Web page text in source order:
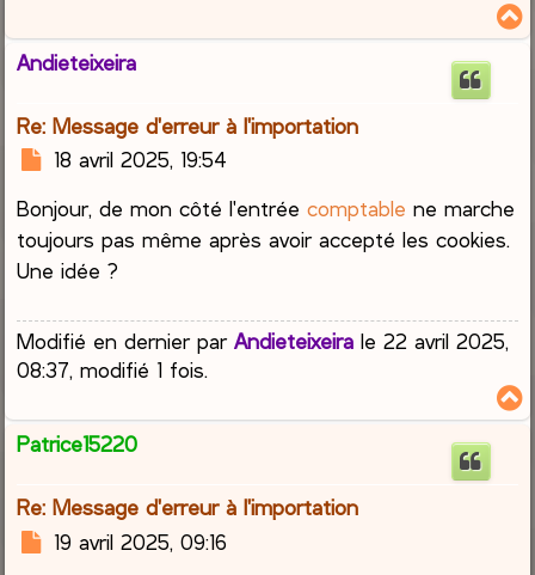
Andieteixeira
Re: Message d'erreur à l'importation
M
s
s
a
e
18 avril 2025, 19:54
Bonjour, de mon côté l'entréecomptable ne marche
toujours pas même après avoir accepté les cookies.
Une idée ?
Modifié en dernier parAndieteixeira le 22 avril 2025,
08:37, modifié 1 fois.
Patrice15220
Re: Message d'erreur à l'importation
M
19 avril 2025, 09:16